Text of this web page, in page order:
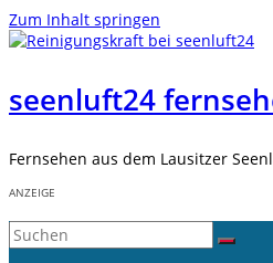
Zum Inhalt springen
seenluft24
Fernsehen aus dem Lausitzer
ANZEIGE